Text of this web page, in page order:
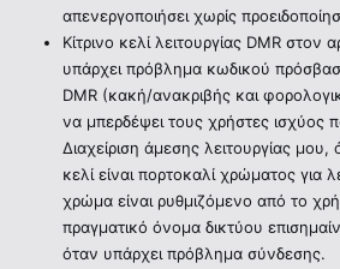
απενεργοποιήσει χωρίς
Κίτρινο κελί λειτουργίας DMR στον
υπάρχει πρόβλημα κωδικού
DMR (κακή/ανακριβής και
να μπερδέψει τους χρήστες ισχύος
Διαχείριση άμεσης λειτουργίας
κελί είναι πορτοκαλί χρώματος για
χρώμα είναι ρυθμιζόμενο από το
πραγματικό όνομα δικτύου
όταν υπάρχει πρόβλημα σύνδεσης.